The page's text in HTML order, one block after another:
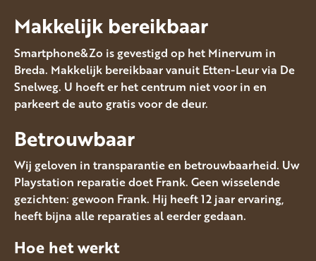
Makkelijk bereikbaar
Smartphone&Zo is gevestigd op het Minervum in
Breda. Makkelijk bereikbaar vanuit Etten-Leur via De
Snelweg. U hoeft er het centrum niet voor in en
parkeert de auto gratis voor de deur.
Betrouwbaar
Wij geloven in transparantie en betrouwbaarheid. Uw
Playstation reparatie doet Frank. Geen wisselende
gezichten: gewoon Frank. Hij heeft 12 jaar ervaring,
heeft bijna alle reparaties al eerder gedaan.
Hoe het werkt